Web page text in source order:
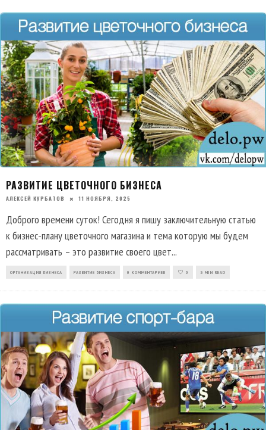
РАЗВИТИЕ ЦВЕТОЧНОГО БИЗНЕСА
АЛЕКСЕЙ КУРБАТОВ 11 НОЯБРЯ, 2025
Доброго времени суток! Сегодня я пишу заключительную статью
к бизнес-плану цветочного магазина и тема которую мы будем
рассматривать – это развитие своего цвет...
ОРГАНИЗАЦИЯ БИЗНЕСА РАЗВИТИЕ БИЗНЕСА 0 КОММЕНТАРИЕВ 0 5 MIN READ